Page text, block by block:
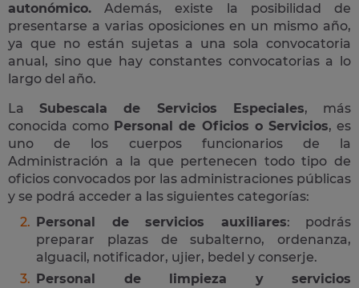
autonómico. Además, existe la posibilidad de
presentarse a varias oposiciones en un mismo año,
ya que no están sujetas a una sola convocatoria
anual, sino que hay constantes convocatorias a lo
largo del año.
LaSubescala de Servicios Especiales, más
conocida como Personal de Oficios o Servicios, es
uno de los cuerpos funcionarios de la
Administración a la que pertenecen todo tipo de
oficios convocados por las administraciones públicas
y se podrá acceder a las siguientes categorías:
Personal de servicios auxiliares: podrás
preparar plazas de subalterno, ordenanza,
alguacil, notificador, ujier, bedel y conserje.
Personal de limpieza y servicios